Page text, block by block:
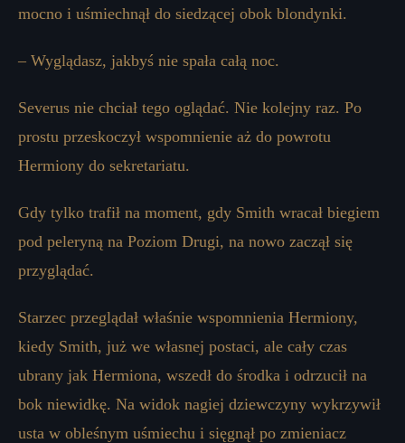
mocno i uśmiechnął do siedzącej obok blondynki.
– Wyglądasz, jakbyś nie spała całą noc.
Severus nie chciał tego oglądać. Nie kolejny raz. Po
prostu przeskoczył wspomnienie aż do powrotu
Hermiony do sekretariatu.
Gdy tylko trafił na moment, gdy Smith wracał biegiem
pod peleryną na Poziom Drugi, na nowo zaczął się
przyglądać.
Starzec przeglądał właśnie wspomnienia Hermiony,
kiedy Smith, już we własnej postaci, ale cały czas
ubrany jak Hermiona, wszedł do środka i odrzucił na
bok niewidkę. Na widok nagiej dziewczyny wykrzywił
usta w obleśnym uśmiechu i sięgnął po zmieniacz